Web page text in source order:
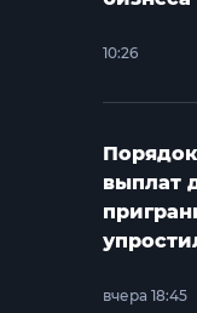
10:26
выплат
вчера 18:45